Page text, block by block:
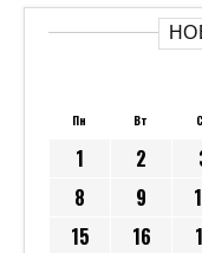
Пн Вт
1 2
8
9
15
16